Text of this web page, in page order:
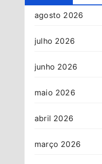
agosto 2026
julho 2026
junho 2026
maio 2026
abril 2026
março 2026